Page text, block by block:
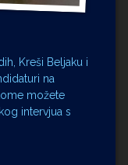
Kreši Beljaku i
na
možete
intervjua s